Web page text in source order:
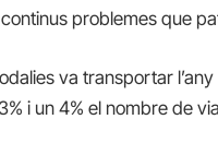
problemes que
va transportar
i un 4% el nombre de